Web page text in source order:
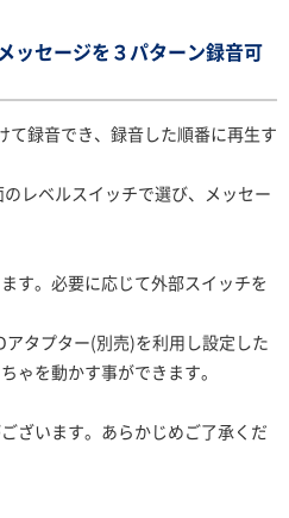
ッセージを３パターン録音可
録音でき、録音した順番に再生す
レベルスイッチで選び、メッセー
す。必要に応じて外部スイッチを
タプター(別売)を利用し設定した
ゃを動かす事ができます。
ざいます。あらかじめご了承くだ